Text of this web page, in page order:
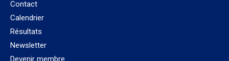
Contact
Calendrier
Résultats
Newsletter
Devenir membre